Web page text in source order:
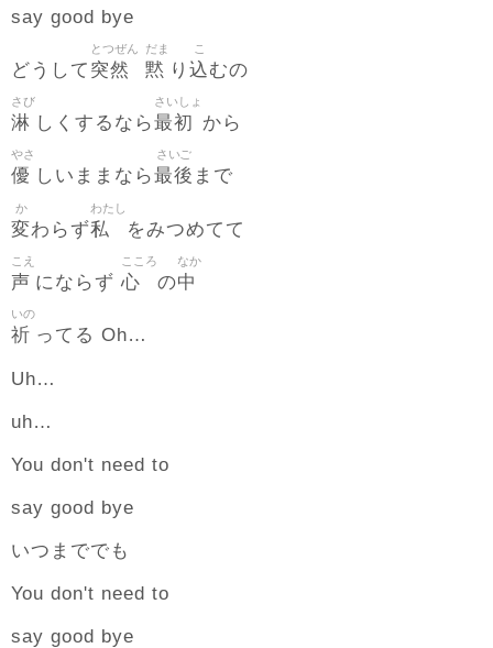
say good bye
どうして 突然
とつぜん
黙
だま
り 込
こ
むの
淋
さび
しくするなら最初
さいしょ
から
優
やさ
しいままなら最後
さいご
まで
変
か
わらず私
わたし
をみつめてて
声
こえ
にならず 心
こころ
の中
なか
祈
いの
ってる Oh…
Uh…
uh…
You don't need to
say good bye
いつまででも
You don't need to
say good bye